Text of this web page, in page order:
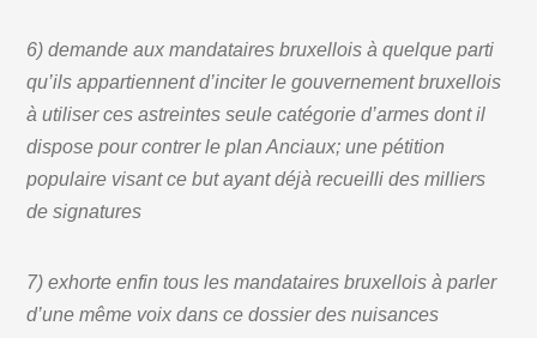
6) demande aux mandataires bruxellois à quelque parti
qu’ils appartiennent d’inciter le gouvernement bruxellois
à utiliser ces astreintes seule catégorie d’armes dont il
dispose pour contrer le plan Anciaux; une pétition
populaire visant ce but ayant déjà recueilli des milliers
de signatures
7) exhorte enfin tous les mandataires bruxellois à parler
d’une même voix dans ce dossier des nuisances